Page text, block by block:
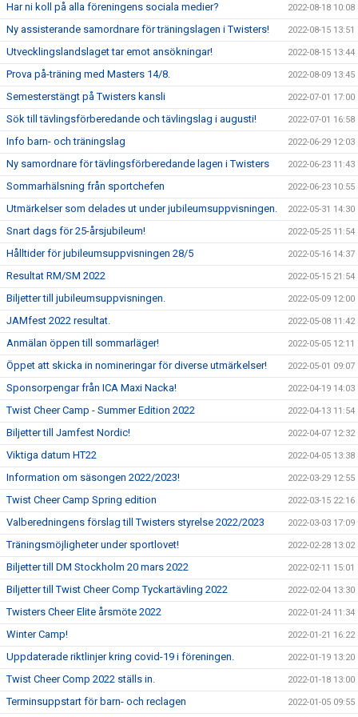
Har ni koll på alla föreningens sociala medier? 2022-08-18 10:08
Ny assisterande samordnare för träningslagen i Twisters! 2022-08-15 13:51
Utvecklingslandslaget tar emot ansökningar! 2022-08-15 13:44
Prova på-träning med Masters 14/8. 2022-08-09 13:45
Semesterstängt på Twisters kansli 2022-07-01 17:00
Sök till tävlingsförberedande och tävlingslag i augusti! 2022-07-01 16:58
Info barn- och träningslag 2022-06-29 12:03
Ny samordnare för tävlingsförberedande lagen i Twisters 2022-06-23 11:43
Sommarhälsning från sportchefen 2022-06-23 10:55
Utmärkelser som delades ut under jubileumsuppvisningen. 2022-05-31 14:30
Snart dags för 25-årsjubileum! 2022-05-25 11:54
Hålltider för jubileumsuppvisningen 28/5 2022-05-16 14:37
Resultat RM/SM 2022 2022-05-15 21:54
Biljetter till jubileumsuppvisningen. 2022-05-09 12:00
JAMfest 2022 resultat. 2022-05-08 11:42
Anmälan öppen till sommarläger! 2022-05-05 12:11
Öppet att skicka in nomineringar för diverse utmärkelser! 2022-05-01 09:07
Sponsorpengar från ICA Maxi Nacka! 2022-04-19 14:03
Twist Cheer Camp - Summer Edition 2022 2022-04-13 11:54
Biljetter till Jamfest Nordic! 2022-04-07 12:32
Viktiga datum HT22 2022-04-05 13:38
Information om säsongen 2022/2023! 2022-03-29 12:55
Twist Cheer Camp Spring edition 2022-03-15 22:16
Valberedningens förslag till Twisters styrelse 2022/2023 2022-03-03 17:09
Träningsmöjligheter under sportlovet! 2022-02-28 13:02
Biljetter till DM Stockholm 20 mars 2022 2022-02-11 15:01
Biljetter till Twist Cheer Comp Tyckartävling 2022 2022-02-04 13:30
Twisters Cheer Elite årsmöte 2022 2022-01-24 11:34
Winter Camp! 2022-01-21 16:22
Uppdaterade riktlinjer kring covid-19 i föreningen. 2022-01-19 13:20
Twist Cheer Comp 2022 ställs in. 2022-01-18 13:00
Terminsuppstart för barn- och reclagen 2022-01-05 09:55